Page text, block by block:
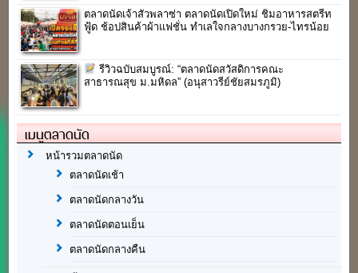
ตลาดนัดเจ้าสัวพลาซ่า ตลาดนัดเปิดใหม่ ชิมอาหารสตรีท
ฟู้ด ช้อปสินค้าผ้าแฟชั่น ทำเลใจกลางบางกรวย-ไทรน้อย
รีวิวฉบับสมบูรณ์: “ตลาดนัดสวัสดิการคณะ
สาธารณสุข ม.มหิดล” (อนุสาวรีย์ชัยสมรภูมิ)
เมนูตลาดนัด
หน้ารวมตลาดนัด
ตลาดนัดเช้า
ตลาดนัดกลางวัน
ตลาดนัดตอนเย็น
ตลาดนัดกลางคืน